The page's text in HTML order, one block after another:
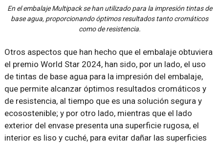
En el embalaje Multipack se han utilizado para la impresión tintas de
base agua, proporcionando óptimos resultados tanto cromáticos
como de resistencia.
Otros aspectos que han hecho que el embalaje obtuviera
el premio World Star 2024, han sido, por un lado, el uso
de tintas de base agua para la impresión del embalaje,
que permite alcanzar óptimos resultados cromáticos y
de resistencia, al tiempo que es una solución segura y
ecosostenible; y por otro lado, mientras que el lado
exterior del envase presenta una superficie rugosa, el
interior es liso y cuché, para evitar dañar las superficies